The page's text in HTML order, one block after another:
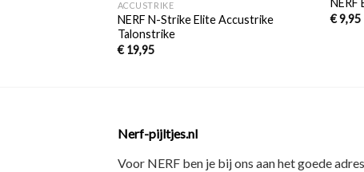
verlanglijst
ACCUSTRIKE
NERF N-Strike Elite Accustrike
Talonstrike
€19,95
NERF
€9,95
Nerf-pijltjes.nl
Voor NERF ben je bij ons aan het goede